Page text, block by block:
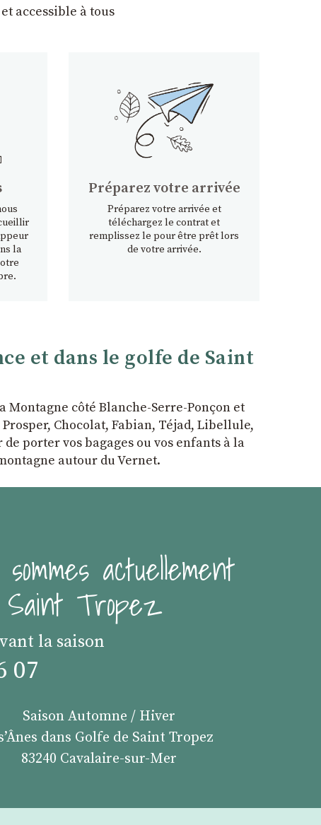
accessible à tous
la
Préparez votre arrivée
Préparez votre arrivée et
téléchargez le contrat et
remplissez le pour être prêt lors
de votre arrivée.
et dans le golfe de Saint
Montagne côté Blanche-Serre-Ponçon et
Chocolat, Fabian, Téjad, Libellule,
porter vos bagages ou vos enfants à la
autour du Vernet.
actuellement
Saint Tropez
la saison
07
Saison Automne / Hiver
dans Golfe de Saint Tropez
83240 Cavalaire-sur-Mer